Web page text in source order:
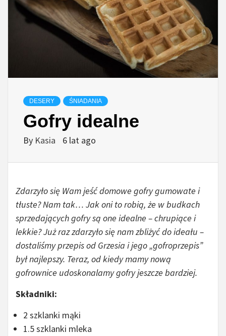
DESERY ŚNIADANIA
Gofry idealne
By Kasia 6 lat ago
Zdarzyło się Wam jeść domowe gofry gumowate i
tłuste? Nam tak… Jak oni to robią, że w budkach
sprzedających gofry są one idealne – chrupiące i
lekkie? Już raz zdarzyło się nam zbliżyć do ideału –
dostaliśmy przepis od Grzesia i jego „gofroprzepis”
był najlepszy. Teraz, od kiedy mamy nową
gofrownice udoskonalamy gofry jeszcze bardziej.
Składniki:
2 szklanki mąki
1.5 szklanki mleka